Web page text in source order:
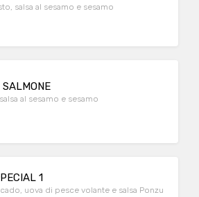
salsa al sesamo e sesamo
SALMONE
al sesamo e sesamo
1
uova di pesce volante e salsa Ponzu